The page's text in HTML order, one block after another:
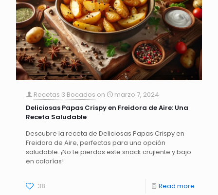
Recetas 3 Bocados on
marzo 7, 2024
Deliciosas Papas Crispy en Freidora de Aire: Una
Receta Saludable
Descubre la receta de Deliciosas Papas Crispy en
Freidora de Aire, perfectas para una opción
saludable. ¡No te pierdas este snack crujiente y bajo
en calorías!
38 Read more